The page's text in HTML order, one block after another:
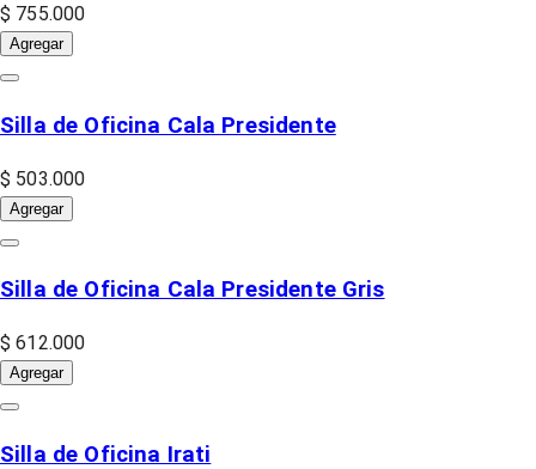
$ 755.000
Agregar
Silla de Oficina Cala Presidente
$ 503.000
Agregar
Silla de Oficina Cala Presidente Gris
$ 612.000
Agregar
Silla de Oficina Irati